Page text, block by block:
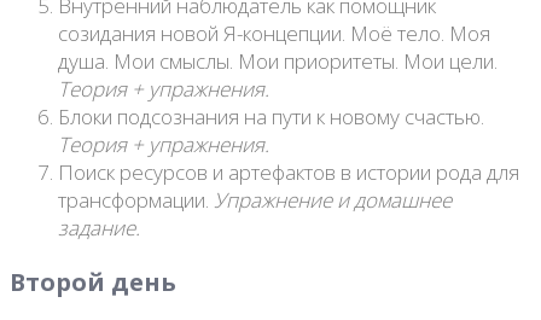
созидания новой Я-концепции. Моё тело. Моя
душа. Мои смыслы. Мои приоритеты. Мои цели.
Теория + упражнения.
Блоки подсознания на пути к новому счастью.
Теория + упражнения.
Поиск ресурсов и артефактов в истории рода для
трансформации. Упражнение и домашнее
задание.
Второй день